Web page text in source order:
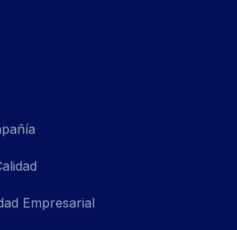
Empresarial